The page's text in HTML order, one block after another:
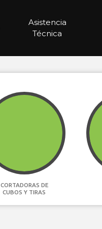
Asistencia
Técnica
CORTADORAS DE
CUBOS Y TIRAS